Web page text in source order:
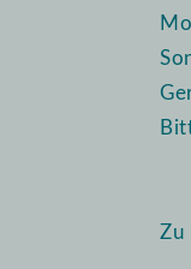
Zu